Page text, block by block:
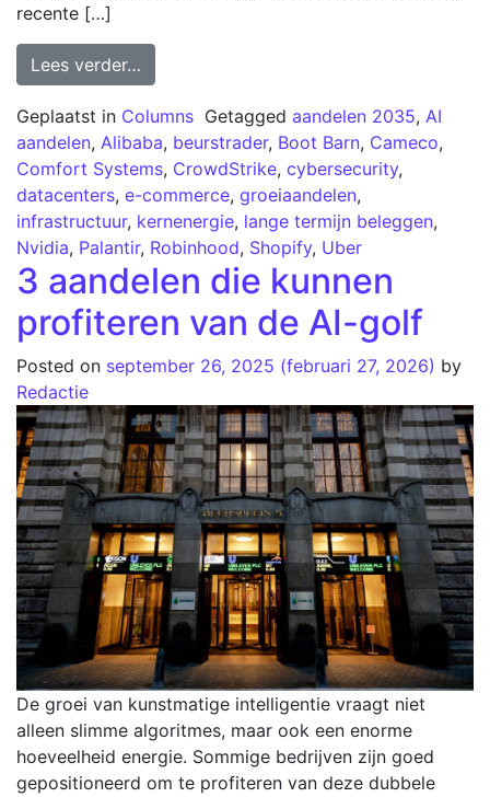
recente […]
Lees verder…
Geplaatst in Columns Getagged aandelen 2035, AI
aandelen, Alibaba, beurstrader, Boot Barn, Cameco,
Comfort Systems, CrowdStrike, cybersecurity,
datacenters, e-commerce, groeiaandelen,
infrastructuur, kernenergie, lange termijn beleggen,
Nvidia, Palantir, Robinhood, Shopify, Uber
3 aandelen die kunnen
profiteren van de AI-golf
Posted on september 26, 2025 (februari 27, 2026) by
Redactie
De groei van kunstmatige intelligentie vraagt niet
alleen slimme algoritmes, maar ook een enorme
hoeveelheid energie. Sommige bedrijven zijn goed
gepositioneerd om te profiteren van deze dubbele